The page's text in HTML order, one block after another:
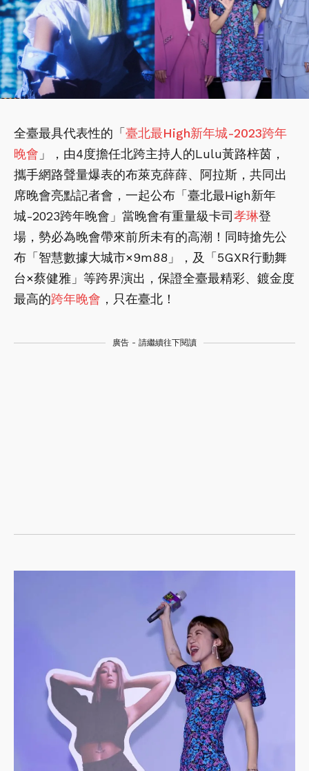
全臺最具代表性的「臺北最High新年城-2023跨年
晚會 」，由4度擔任北跨主持人的Lulu黃路梓茵，
攜手網路聲量爆表的布萊克薛薛、阿拉斯，共同出
席晚會亮點記者會，一起公布「臺北最High新年
城-2023跨年晚會」當晚會有重量級卡司孝琳登
場，勢必為晚會帶來前所未有的高潮！同時搶先公
布「智慧數據大城市×9m88」，及「5GXR行動舞
台×蔡健雅」等跨界演出，保證全臺最精彩、鍍金度
最高的跨年晚會 ，只在臺北！
廣告 - 請繼續往下閱讀